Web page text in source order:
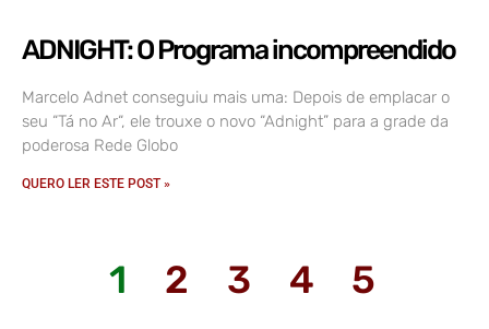
ADNIGHT: O Programa incompreendido
Marcelo Adnet conseguiu mais uma: Depois de emplacar o
seu “Tá no Ar“, ele trouxe o novo “Adnight” para a grade da
poderosa Rede Globo
QUERO LER ESTE POST »
1 2 3 4 5